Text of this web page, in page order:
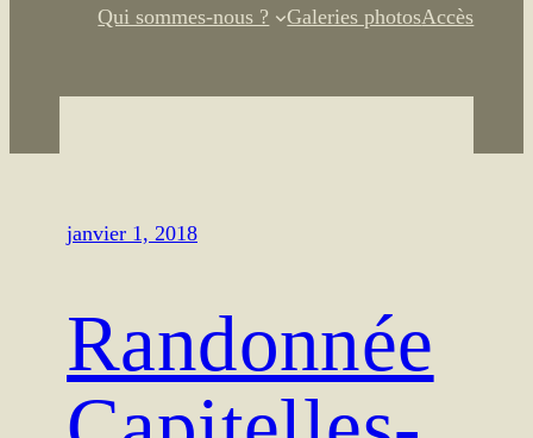
Qui sommes-nous ?
Galeries photosAccès
janvier 1, 2018
Randonnée